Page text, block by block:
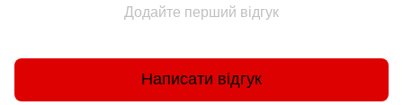
Додайте перший відгук
Написати відгук